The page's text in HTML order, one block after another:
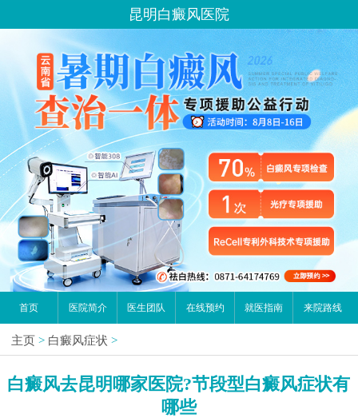
昆明白癜风医院
首页 医院简介 医生团队 在线预约 就医指南 来院路线
主页 > 白癜风症状 >
白癜风去昆明哪家医院?节段型白癜风症状有
哪些